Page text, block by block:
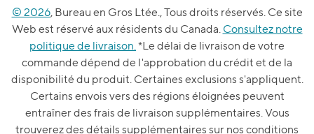
© 2026, Bureau en Gros Ltée., Tous droits réservés. Ce site
Web est réservé aux résidents du Canada. Consultez notre
politique de livraison.*Le délai de livraison de votre
commande dépend de l'approbation du crédit et de la
disponibilité du produit. Certaines exclusions s'appliquent.
Certains envois vers des régions éloignées peuvent
entraîner des frais de livraison supplémentaires. Vous
trouverez des détails supplémentaires sur nos conditions